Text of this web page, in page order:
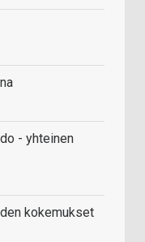
- yhteinen
kokemukset